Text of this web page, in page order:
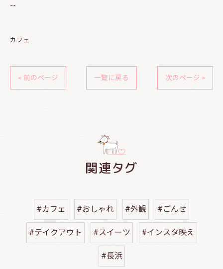
--
カフェ
< 前のページ 一覧に戻る 次のページ >
関連タグ
#カフェ #おしゃれ #外観 #ごんせ
#テイクアウト #スイーツ #インスタ映え
#長浜